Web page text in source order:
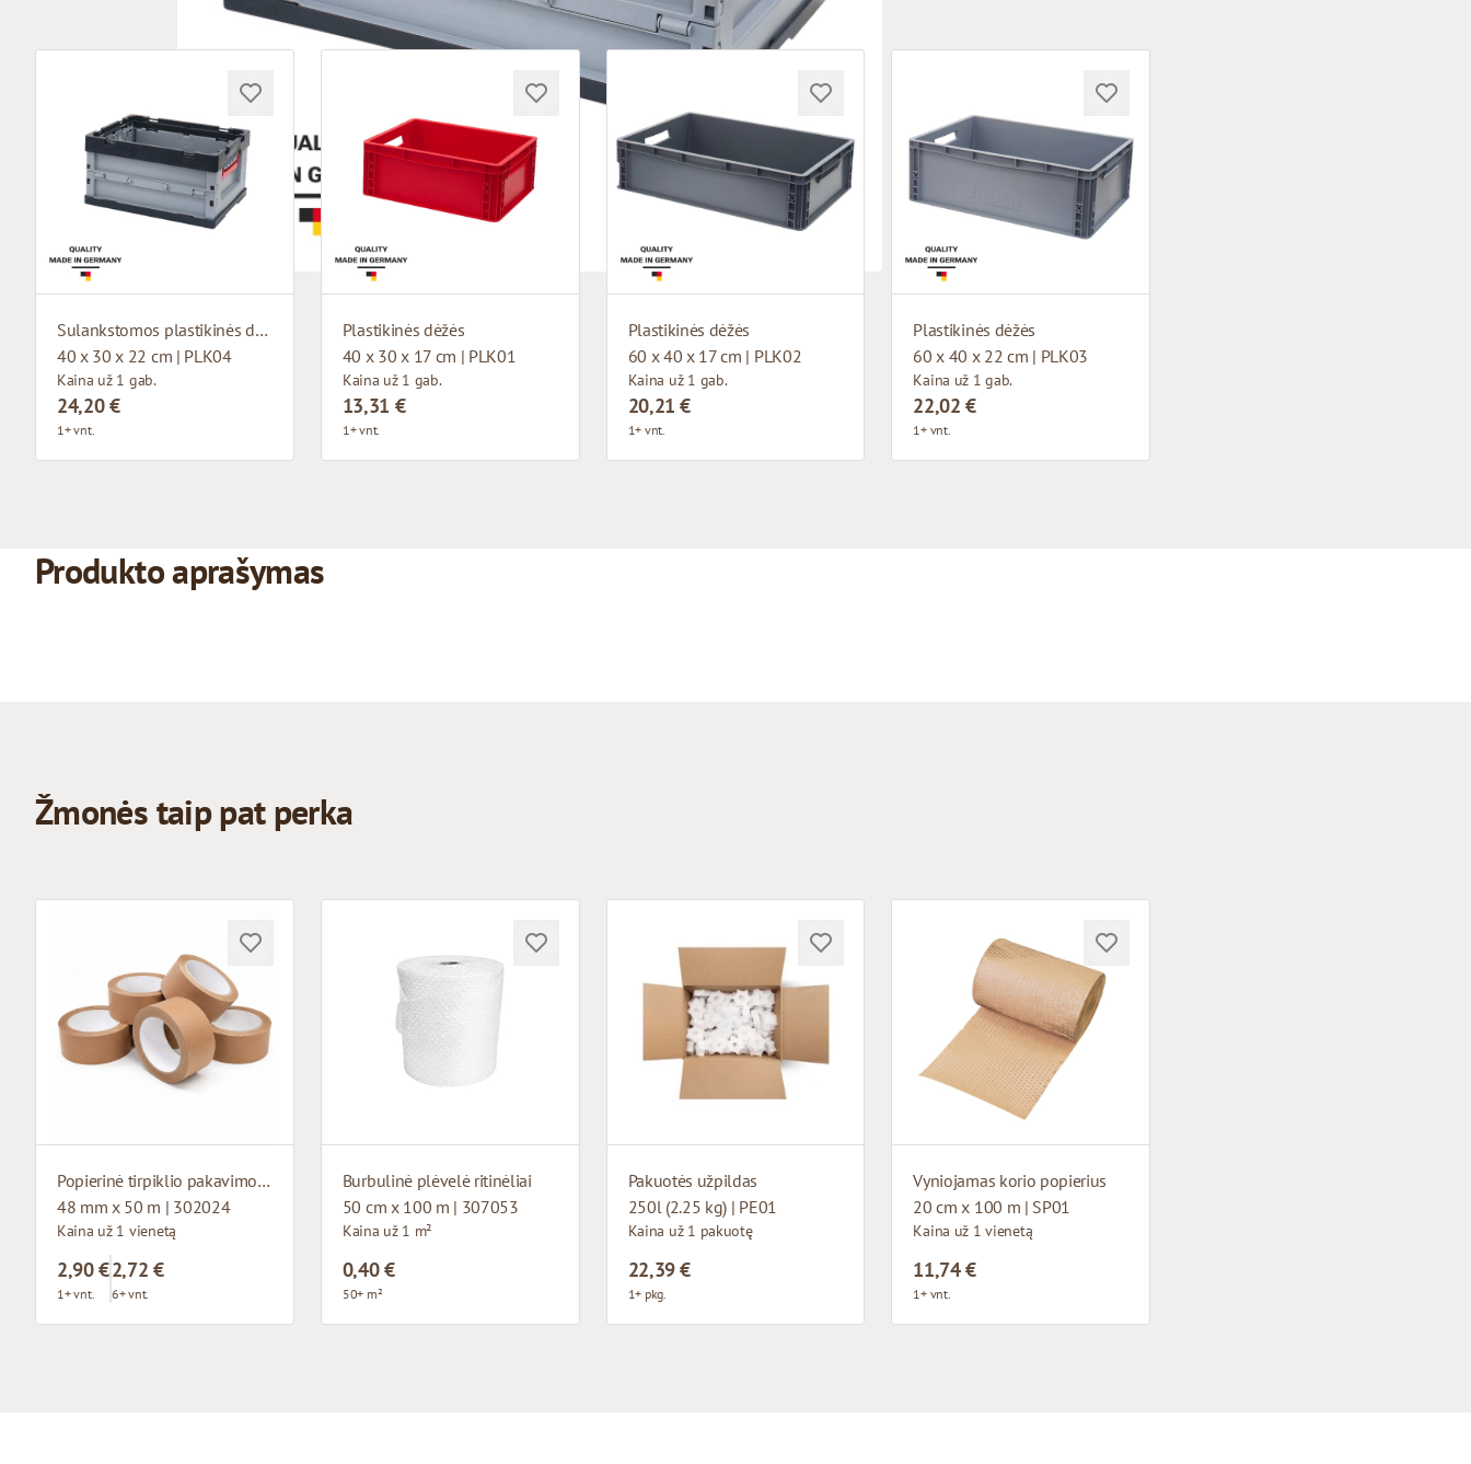
Sulankstomos plastikinės dėžės
40 x 30 x 22 cm | PLK04
Kaina už 1 gab.
24,20 €
1+ vnt.
Plastikinės dėžės
40 x 30 x 17 cm | PLK01
Kaina už 1 gab.
13,31 €
1+ vnt.
Plastikinės dėžės
60 x 40 x 17 cm | PLK02
Kaina už 1 gab.
20,21 €
1+ vnt.
Plastikinės dėžės
60 x 40 x 22 cm | PLK03
Kaina už 1 gab.
22,02 €
1+ vnt.
Produkto aprašymas
Žmonės taip pat perka
Popierinė tirpiklio pakavimo juosta
48 mm x 50 m | 302024
Kaina už 1 vienetą
2,90 €
1+ vnt.
2,72 €
6+ vnt.
Burbulinė plėvelė ritinėliai
50 cm x 100 m | 307053
Kaina už 1 m²
0,40 €
50+ m²
Pakuotės užpildas
250l (2.25 kg) | PE01
Kaina už 1 pakuotę
22,39 €
1+ pkg.
Vyniojamas korio popierius
20 cm x 100 m | SP01
Kaina už 1 vienetą
11,74 €
1+ vnt.